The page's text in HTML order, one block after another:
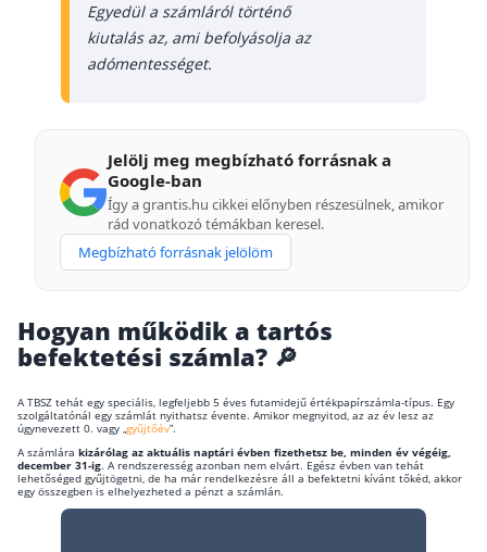
Blog
Rólunk
Kapcsolat
Karrier
Babaváró hitel
Vagyonbiztosítások
Utasbiztosítás
Lakásbiztosítás útmutató – Hogyan válassz?
Lakásbiztosítás: válaszok az 50 leggyakoribb
kérdésre
Egyedül a számláról történő
kiutalás az, ami befolyásolja az
adómentességet.
Jelölj meg megbízható forrásnak a
Google-ban
Így a grantis.hu cikkei előnyben részesülnek, amikor
rád vonatkozó témákban keresel.
Megbízható forrásnak jelölöm
Hogyan működik a tartós
befektetési számla? 🔎
A TBSZ tehát egy speciális, legfeljebb 5 éves futamidejű értékpapírszámla-típus. Egy
szolgáltatónál egy számlát nyithatsz évente. Amikor megnyitod, az az év lesz az
úgynevezett 0. vagy „gyűjtőév”.
A számlára kizárólag az aktuális naptári évben fizethetsz be, minden év végéig,
december 31-ig. A rendszeresség azonban nem elvárt. Egész évben van tehát
lehetőséged gyűjtögetni, de ha már rendelkezésre áll a befektetni kívánt tőkéd, akkor
egy összegben is elhelyezheted a pénzt a számlán.